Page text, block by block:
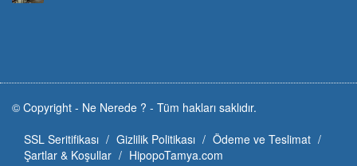
© Copyright - Ne Nerede ? - Tüm hakları saklıdır.
SSL Seritifikası
Gizlilik Politikası
Ödeme ve Teslimat
Şartlar & Koşullar
HipopoTamya.com